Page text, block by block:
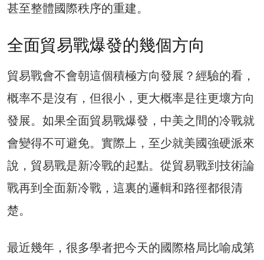
甚至整體國際秩序的重建。
全面貿易戰爆發的幾個方向
貿易戰會不會朝這個積極方向發展？經驗的看，
概率不是沒有，但很小，更大概率是往更壞方向
發展。如果全面貿易戰爆發，中美之間的冷戰就
會變得不可避免。實際上，至少就美國強硬派來
說，貿易戰是新冷戰的起點。從貿易戰到技術論
戰再到全面新冷戰，這裏的邏輯和路徑都很清
楚。
最近幾年，很多學者把今天的國際格局比喻成第